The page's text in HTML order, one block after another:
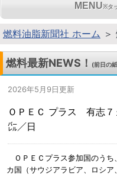
MENU※タ
燃料油脂新聞社 ホーム ＞
燃料最新NEWS！ (前日の
2026年5月9日更新
ＯＰＥＣ プラス 有志
㌭／日
ＯＰＥＣプラス参加国のうち
カ国（サウジアラビア、ロシア